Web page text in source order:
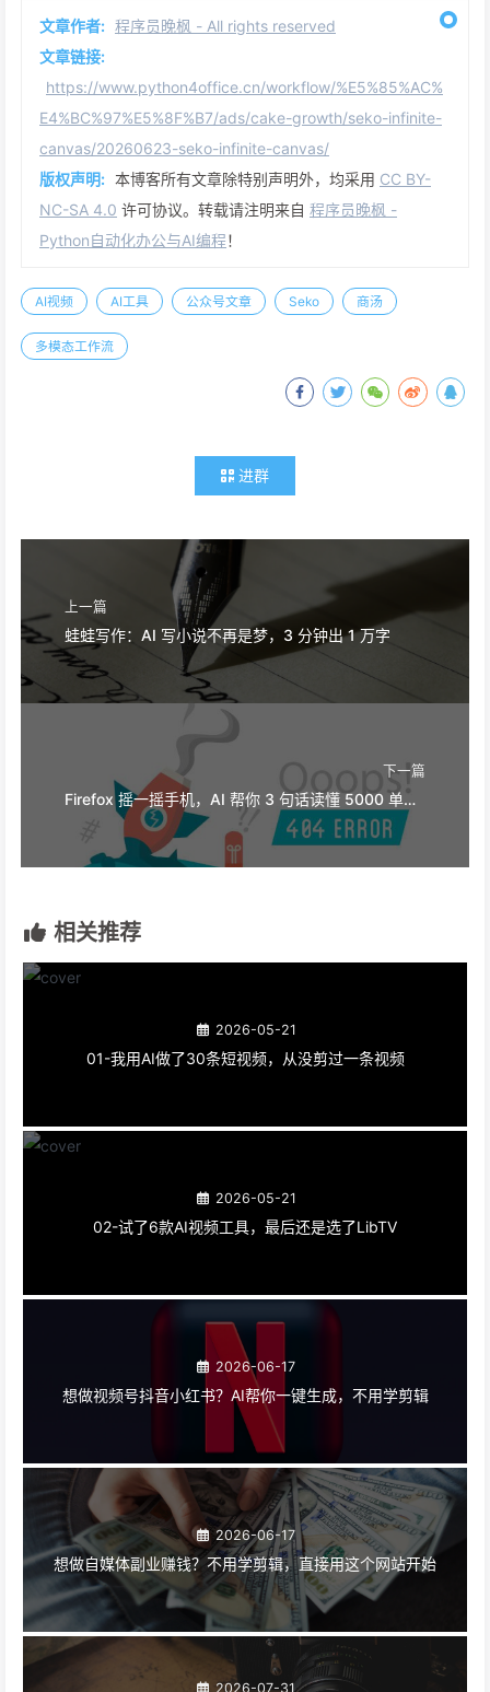
文章作者: 程序员晚枫 - All rights reserved
文章链接:
https://www.python4office.cn/workflow/%E5%85%AC%
E4%BC%97%E5%8F%B7/ads/cake-growth/seko-infinite-
canvas/20260623-seko-infinite-canvas/
版权声明: 本博客所有文章除特别声明外，均采用 CC BY-
NC-SA 4.0 许可协议。转载请注明来自 程序员晚枫 -
Python自动化办公与AI编程！
AI视频 AI工具 公众号文章 Seko 商汤
多模态工作流
进群
上一篇
蛙蛙写作：AI 写小说不再是梦，3 分钟出 1 万字
下一篇
Firefox 摇一摇手机，AI 帮你 3 句话读懂 5000 单词英文长文（免费默认开启）
相关推荐
2026-05-21
01-我用AI做了30条短视频，从没剪过一条视频
2026-05-21
02-试了6款AI视频工具，最后还是选了LibTV
2026-06-17
想做视频号抖音小红书？AI帮你一键生成，不用学剪辑
2026-06-17
想做自媒体副业赚钱？不用学剪辑，直接用这个网站开始
2026-07-31